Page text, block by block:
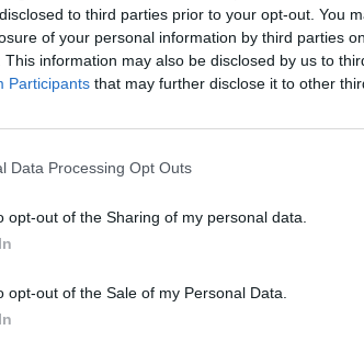
to third parties prior to your opt-out. You
of your personal information by third parties
This information may also be disclosed by us to
Participants that may further disclose it to other
Data Processing Opt Outs
opt-out of the Sharing of my personal data.
opt-out of the Sale of my Personal Data.